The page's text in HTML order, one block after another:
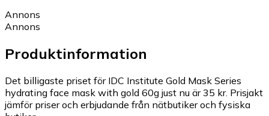
Annons
Annons
Produktinformation
Det billigaste priset för IDC Institute Gold Mask Series
hydrating face mask with gold 60g just nu är 35 kr. Prisjakt
jämför priser och erbjudande från nätbutiker och fysiska